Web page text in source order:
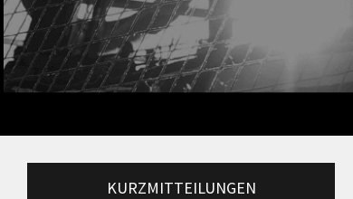
KURZMITTEILUNGEN